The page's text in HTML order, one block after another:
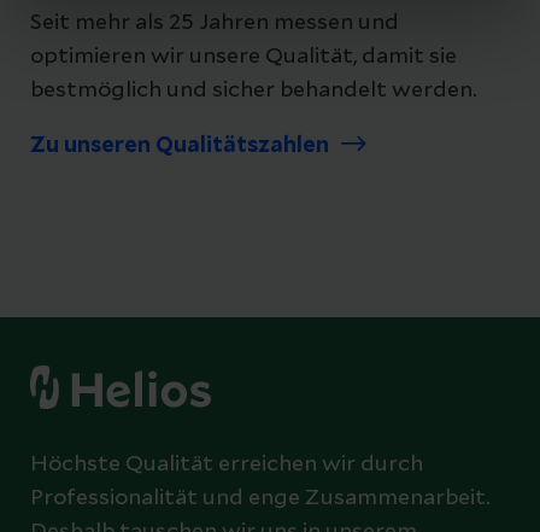
Seit mehr als 25 Jahren messen und
optimieren wir unsere Qualität, damit sie
bestmöglich und sicher behandelt werden.
Zu unseren Qualitätszahlen
Höchste Qualität erreichen wir durch
Professionalität und enge Zusammenarbeit.